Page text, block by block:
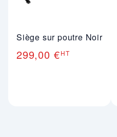
Siège sur poutre Noir
299,00 €HT